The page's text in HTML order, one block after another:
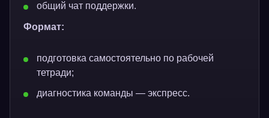
общий чат поддержки.
Формат:
подготовка самостоятельно по рабочей
тетради;
диагностика команды — экспресс.